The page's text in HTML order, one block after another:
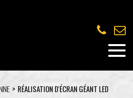
RÉALISATION D'ÉCRAN GÉANT LED